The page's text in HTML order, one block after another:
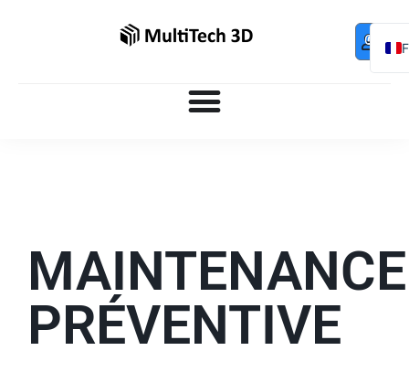
0,00 €
MAINTENANCE
PRÉVENTIVE